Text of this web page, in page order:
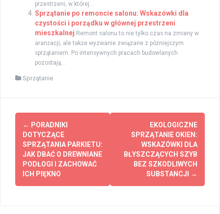
przestrzeni, w której...
Sprzątanie po remoncie salonu: Wskazówki dla
czystości i porządku w głównej przestrzeni
mieszkalnej Remont salonu to nie tylko czas na zmiany w
aranżacji, ale także wyzwanie związane z późniejszym
sprzątaniem. Po intensywnych pracach budowlanych
pozostają...
Sprzątanie
Zobacz
wpisy
← PORADNIKI
DOTYCZĄCE
SPRZĄTANIA PARKIETU:
JAK DBAĆ O DREWNIANE
PODŁOGI I ZACHOWAĆ
ICH PIĘKNO
EKOLOGICZNE
SPRZĄTANIE OKIEN:
WSKAZÓWKI DLA
BŁYSZCZĄCYCH SZYB
BEZ SZKODLIWYCH
SUBSTANCJI
→